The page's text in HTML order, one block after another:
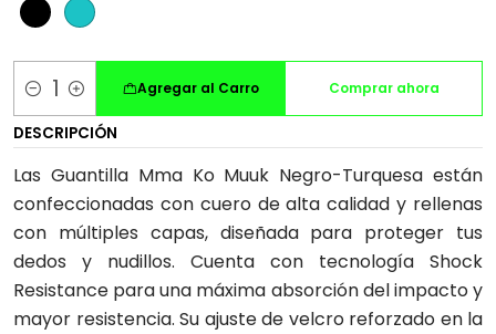
Cantidad
Agregar al Carro Comprar ahora
DESCRIPCIÓN
Las Guantilla Mma Ko Muuk Negro-Turquesa están
confeccionadas con cuero de alta calidad y rellenas
con múltiples capas, diseñada para proteger tus
dedos y nudillos. Cuenta con tecnología Shock
Resistance para una máxima absorción del impacto y
mayor resistencia. Su ajuste de velcro reforzado en la